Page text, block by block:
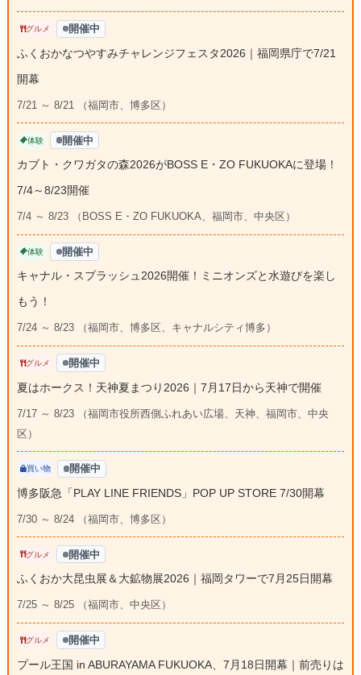
グルメ 開催中
ふくおかなつやすみチャレンジフェスタ2026｜福岡県庁で7/21
開幕
7/21 ～ 8/21 （福岡市、博多区）
体験 開催中
カブト・クワガタの森2026がBOSS E・ZO FUKUOKAに登場！
7/4～8/23開催
7/4 ～ 8/23 （BOSS E・ZO FUKUOKA、福岡市、中央区）
体験 開催中
キャナル・スプラッシュ2026開催！ミニオンズと水遊びを楽し
もう！
7/24 ～ 8/23 （福岡市、博多区、キャナルシティ博多）
グルメ 開催中
夏はホークス！天神夏まつり2026｜7月17日から天神で開催
7/17 ～ 8/23 （福岡市役所西側ふれあい広場、天神、福岡市、中央
区）
買い物 開催中
博多阪急「PLAY LINE FRIENDS」POP UP STORE 7/30開幕
7/30 ～ 8/24 （福岡市、博多区）
グルメ 開催中
ふくおか大昆虫展＆大鉱物展2026｜福岡タワーで7月25日開幕
7/25 ～ 8/25 （福岡市、中央区）
グルメ 開催中
プール王国 in ABURAYAMA FUKUOKA、7月18日開幕｜前売りは